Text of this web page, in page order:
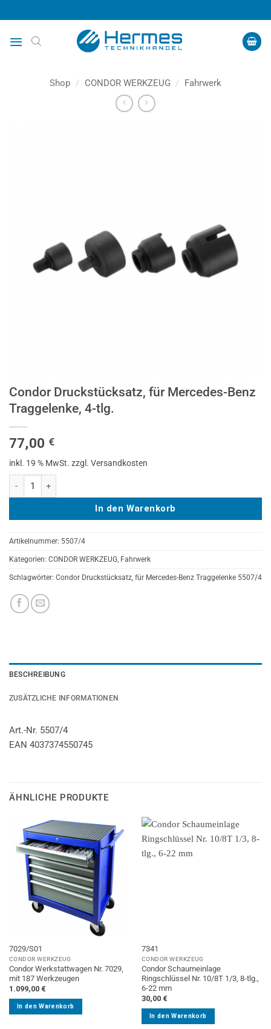
Inhalt
springen
Shop / CONDOR WERKZEUG / Fahrwerk
Condor Druckstücksatz, für Mercedes-Benz
Traggelenke, 4-tlg.
77,00 €
inkl. 19 % MwSt. zzgl. Versandkosten
Condor Druckstücksatz, für Mercedes-Benz Traggelenke, 4-tlg. Menge
In den Warenkorb
Artikelnummer: 5507/4
Kategorien: CONDOR WERKZEUG, Fahrwerk
Schlagwörter: Condor Druckstücksatz, für Mercedes-Benz Traggelenke 5507/4
BESCHREIBUNG
ZUSÄTZLICHE INFORMATIONEN
Art.-Nr. 5507/4
EAN 4037374550745
ÄHNLICHE PRODUKTE
7029/S01
CONDOR WERKZEUG
Condor Werkstattwagen Nr. 7029,
mit 187 Werkzeugen
1.099,00 €
In den Warenkorb
7341
CONDOR WERKZEUG
Condor Schaumeinlage
Ringschlüssel Nr. 10/8T 1/3, 8-tlg.,
6-22 mm
30,00 €
In den Warenkorb